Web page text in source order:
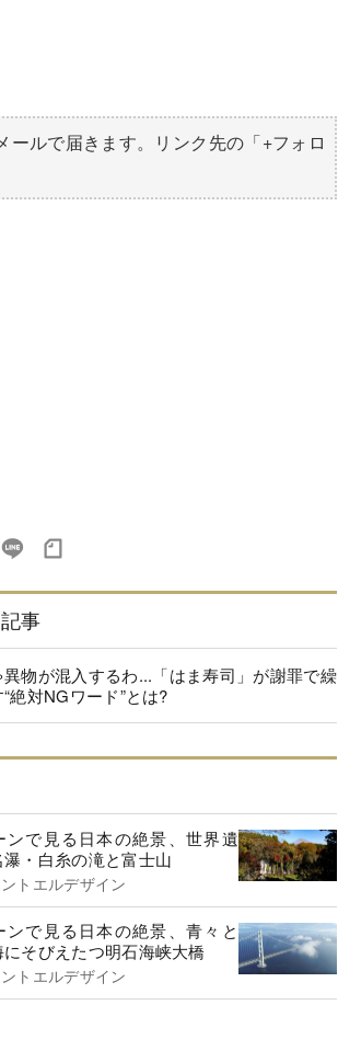
ルで届きます。リンク先の「+フォロ
事
異物が混入するわ...「はま寿司」が謝罪で繰
“絶対NGワード”とは?
ンで見る日本の絶景、世界遺
瀑・白糸の滝と富士山
トエルデザイン
ンで見る日本の絶景、青々と
にそびえたつ明石海峡大橋
トエルデザイン